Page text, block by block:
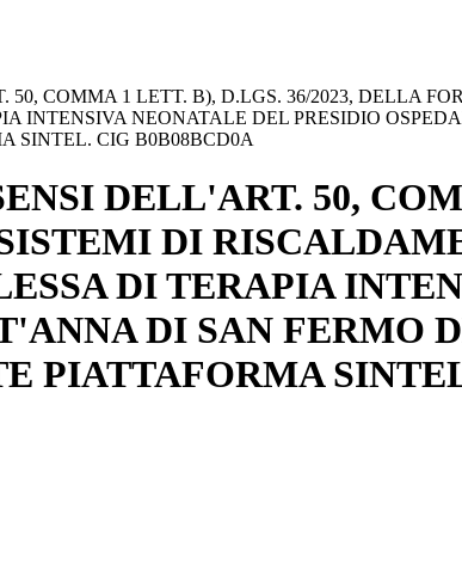
50, COMMA 1 LETT. B), D.LGS. 36/2023, DELLA
INTENSIVA NEONATALE DEL PRESIDIO
SINTEL. CIG B0B08BCD0A
DELL'ART. 50,
DI
DI TERAPIA
DI SAN FERMO
PIATTAFORMA